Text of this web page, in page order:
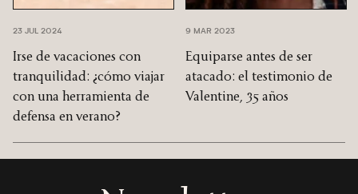
23 JUL 2024
Irse de vacaciones con
tranquilidad: ¿cómo viajar
con una herramienta de
defensa en verano?
9 MAR 2023
Equiparse antes de ser
atacado: el testimonio de
Valentine, 35 años